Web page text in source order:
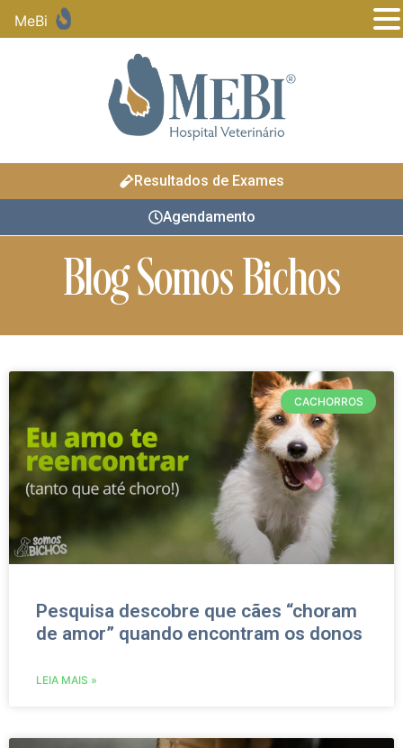
Resultados de Exames
Agendamento
Blog Somos Bichos
CACHORROS
Pesquisa descobre que cães “choram
de amor” quando encontram os donos
LEIA MAIS »
MeBi